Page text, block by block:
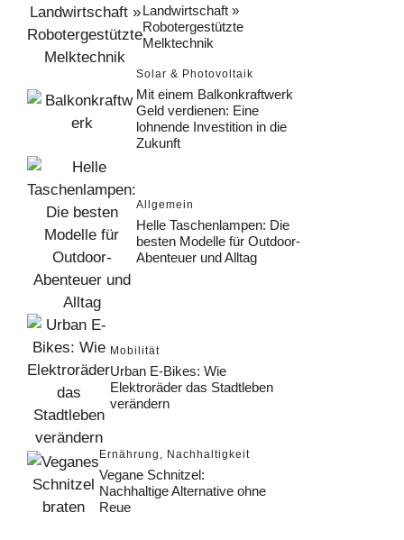
Landwirtschaft »
Robotergestützte
Melktechnik
Solar & Photovoltaik
Mit einem Balkonkraftwerk
Geld verdienen: Eine
lohnende Investition in die
Zukunft
Allgemein
Helle Taschenlampen: Die
besten Modelle für Outdoor-
Abenteuer und Alltag
Mobilität
Urban E-Bikes: Wie
Elektroräder das Stadtleben
verändern
Ernährung Nachhaltigkeit
Vegane Schnitzel:
Nachhaltige Alternative ohne
Reue